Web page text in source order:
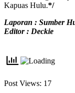
Kapuas Hulu.*/
Laporan : Sumber
Editor : Deckie
Post Views: 17